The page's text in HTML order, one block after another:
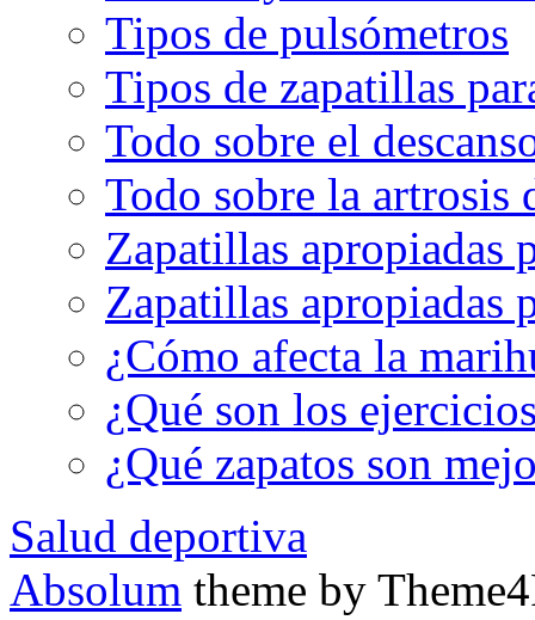
Tipos de pulsómetros
Tipos de zapatillas
Todo sobre el
Todo sobre la artrosis
Zapatillas apropiadas
Zapatillas apropiadas
¿Cómo afecta la
¿Qué son los
¿Qué zapatos son
Salud deportiva
Absolum theme by